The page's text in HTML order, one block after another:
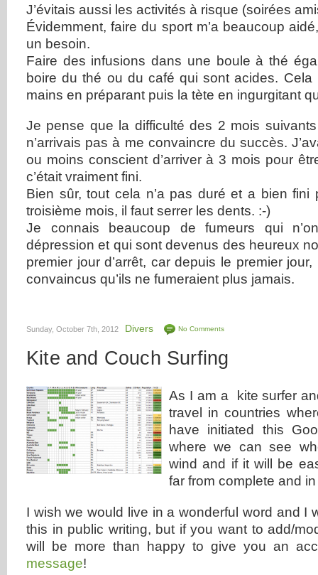
J’évitais aussi les activités à risque (soirées
Évidemment, faire du sport m’a beaucoup
un besoin.
Faire des infusions dans une boule à thé
boire du thé ou du café qui sont acides. Cela
mains en préparant puis la tète en ingurgitant
Je pense que la difficulté des 2 mois
n’arrivais pas à me convaincre du succès.
ou moins conscient d’arriver à 3 mois pour
c’était vraiment fini.
Bien sûr, tout cela n’a pas duré et a bien
troisième mois, il faut serrer les dents. :-)
Je connais beaucoup de fumeurs qui
dépression et qui sont devenus des heureux
premier jour d’arrêt, car depuis le premier
convaincus qu’ils ne fumeraient plus jamais.
Sunday, October 7th, 2012 Divers No Comments
Kite and Couch Surfing
As I am a kite surfer
travel in countries
have initiated this
where we can see
wind and if it will be
far from complete and
I wish we would live in a wonderful word and I
this in public writing, but if you want to add/
will be more than happy to give you an
message!